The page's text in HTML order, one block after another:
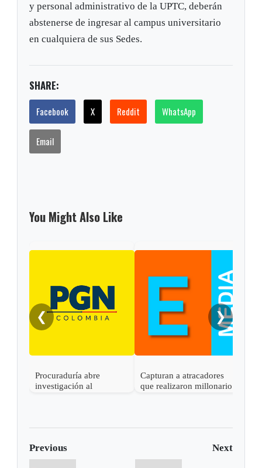
y personal administrativo de la UPTC, deberán
abstenerse de ingresar al campus universitario
en cualquiera de sus Sedes.
SHARE:
Facebook X Reddit WhatsApp
Email
You Might Also Like
❮
Procuraduría abre
investigación al
política
Capturan a atracadores
que realizaron millonario
❯
Previous Next